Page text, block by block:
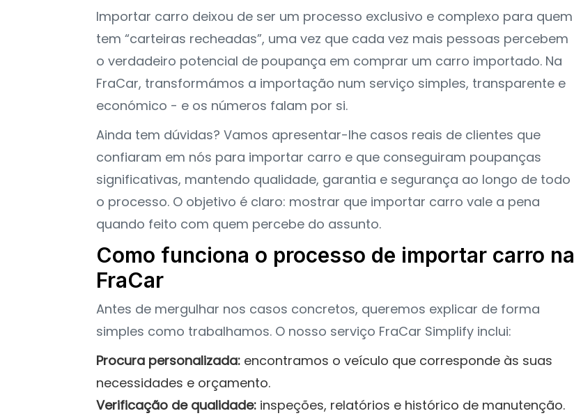
Importar carro deixou de ser um processo exclusivo e complexo para quem
tem “carteiras recheadas”, uma vez que cada vez mais pessoas percebem
o verdadeiro potencial de poupança em comprar um carro importado. Na
FraCar, transformámos a importação num serviço simples, transparente e
económico - e os números falam por si.
Ainda tem dúvidas? Vamos apresentar-lhe casos reais de clientes que
confiaram em nós para importar carro e que conseguiram poupanças
significativas, mantendo qualidade, garantia e segurança ao longo de todo
o processo. O objetivo é claro: mostrar que importar carro vale a pena
quando feito com quem percebe do assunto.
Como funciona o processo de importar carro na
FraCar
Antes de mergulhar nos casos concretos, queremos explicar de forma
simples como trabalhamos. O nosso serviço FraCar Simplify inclui:
Procura personalizada: encontramos o veículo que corresponde às suas
necessidades e orçamento.
Verificação de qualidade: inspeções, relatórios e histórico de manutenção.